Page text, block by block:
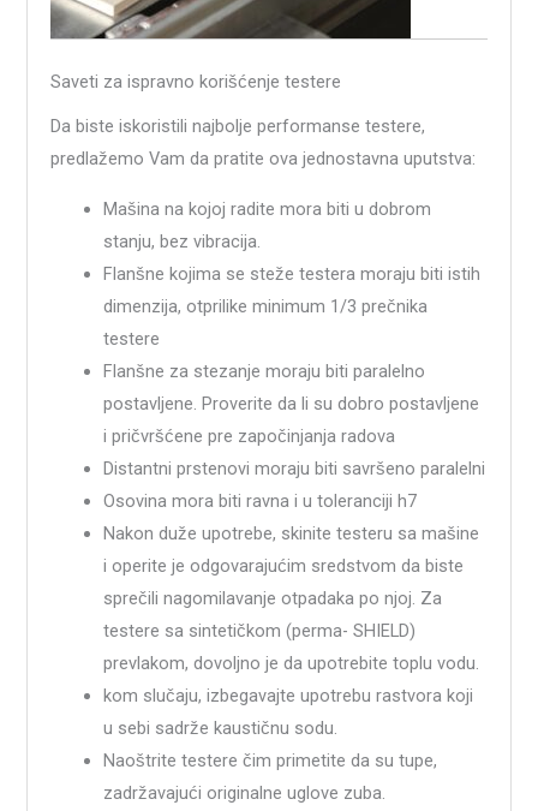
Saveti za ispravno korišćenje testere
Da biste iskoristili najbolje performanse testere,
predlažemo Vam da pratite ova jednostavna uputstva:
Mašina na kojoj radite mora biti u dobrom
stanju, bez vibracija.
Flanšne kojima se steže testera moraju biti istih
dimenzija, otprilike minimum 1/3 prečnika
testere
Flanšne za stezanje moraju biti paralelno
postavljene. Proverite da li su dobro postavljene
i pričvršćene pre započinjanja radova
Distantni prstenovi moraju biti savršeno paralelni
Osovina mora biti ravna i u toleranciji h7
Nakon duže upotrebe, skinite testeru sa mašine
i operite je odgovarajućim sredstvom da biste
sprečili nagomilavanje otpadaka po njoj. Za
testere sa sintetičkom (perma- SHIELD)
prevlakom, dovoljno je da upotrebite toplu vodu.
kom slučaju, izbegavajte upotrebu rastvora koji
u sebi sadrže kaustičnu sodu.
Naoštrite testere čim primetite da su tupe,
zadržavajući originalne uglove zuba.